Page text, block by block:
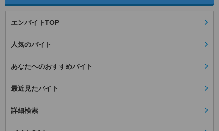
エンバイトTOP
人気のバイト
あなたへのおすすめバイト
最近見たバイト
詳細検索